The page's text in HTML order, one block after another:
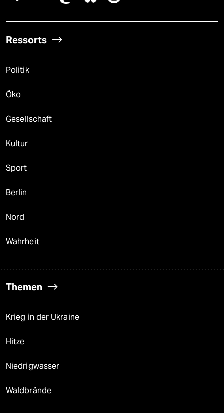
Ressorts
Politik
Öko
Gesellschaft
Kultur
Sport
Berlin
Nord
Wahrheit
Themen
Krieg in der Ukraine
Hitze
Niedrigwasser
Waldbrände